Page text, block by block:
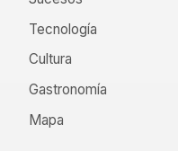
Tecnología
Cultura
Gastronomía
Mapa